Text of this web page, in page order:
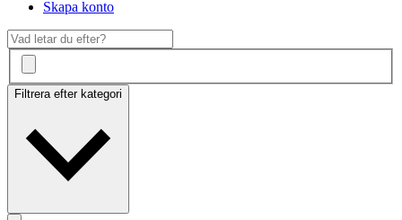
Skapa konto
Filtrera efter kategori